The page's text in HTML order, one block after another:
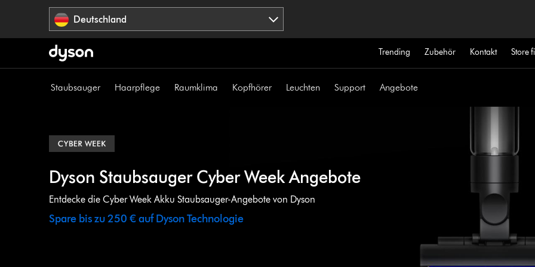
Deutschland
Trending Zubehör Kontakt Store
Staubsauger Haarpflege Raumklima Kopfhörer Leuchten Support Angebote
Dyson Staubsauger Cyber Week Angebote
Entdecke die Cyber Week Akku Staubsauger-Angebote von Dyson
Spare bis zu 250 € auf Dyson Technologie